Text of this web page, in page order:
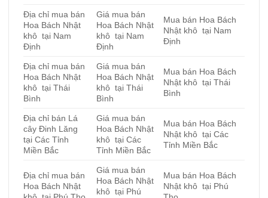
Địa chỉ mua bán
Hoa Bách Nhật
khô tại Nam
Định
Giá mua bán
Hoa Bách Nhật
khô tại Nam
Định
Mua bán Hoa Bách
Nhật khô tại Nam
Định
Địa chỉ mua bán
Hoa Bách Nhật
khô tại Thái
Bình
Giá mua bán
Hoa Bách Nhật
khô tại Thái
Bình
Mua bán Hoa Bách
Nhật khô tại Thái
Bình
Địa chỉ bán Lá
cây Đinh Lăng
tại Các Tỉnh
Miền Bắc
Giá mua bán
Hoa Bách Nhật
khô tại Các
Tỉnh Miền Bắc
Mua bán Hoa Bách
Nhật khô tại Các
Tỉnh Miền Bắc
Địa chỉ mua bán
Hoa Bách Nhật
Giá mua bán
Hoa Bách Nhật
khô tại Phú
Mua bán Hoa Bách
Nhật khô tại Phú